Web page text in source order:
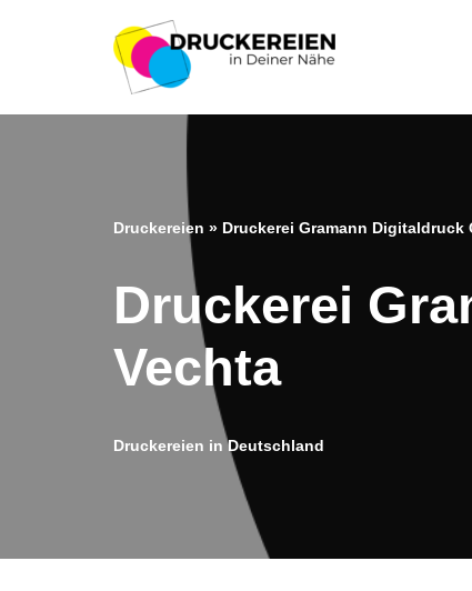
Druckereien » Druckerei Gramann Digitaldruck
Druckerei
Vechta
Druckereien in Deutschland